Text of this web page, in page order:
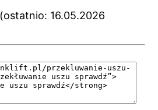
(ostatnio: 16.05.2026